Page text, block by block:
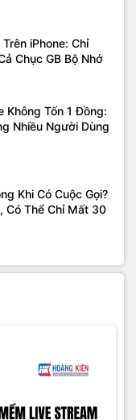
iPhone: Chỉ
Chục GB Bộ Nhớ
Không Tốn 1 Đồng:
Nhiều Người Dùng
Khi Có Cuộc Gọi?
Có Thể Chỉ Mất 30